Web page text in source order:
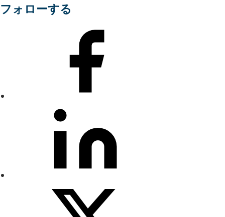
フォローする